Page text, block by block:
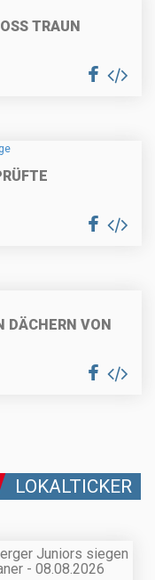
TRAUN
DÄCHERN VON
LOKALTICKER
Juniors siegen
- 08.08.2026